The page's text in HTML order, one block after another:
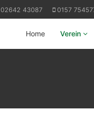
02642 43087 0157
Home Verein